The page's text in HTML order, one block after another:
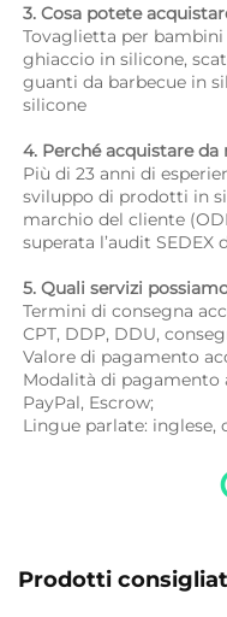
3. Cosa potete
Tovaglietta per
ghiaccio in silicone,
guanti da barbecue in
silicone
4. Perché acquistare
Più di 23 anni di
sviluppo di prodotti in
marchio del cliente
superata l’audit SEDEX
5. Quali servizi
Termini di consegna
CPT, DDP, DDU,
Valore di pagamento
Modalità di pagamento
PayPal, Escrow;
Lingue parlate: inglese,
Prodotti